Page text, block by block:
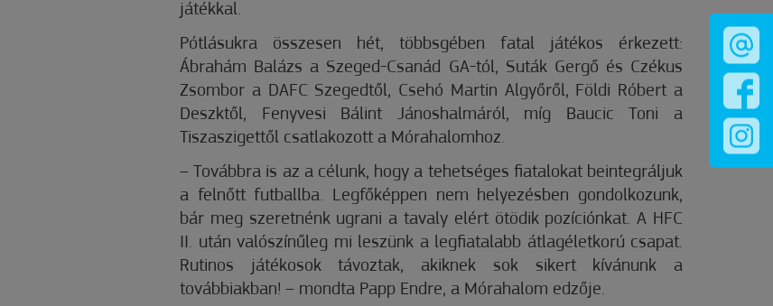
játékkal.
Pótlásukra összesen hét, többsgében fatal játékos érkezett:
Ábrahám Balázs a Szeged-Csanád GA-tól, Suták Gergő és Czékus
Zsombor a DAFC Szegedtől, Csehó Martin Algyőről, Földi Róbert a
Deszktől, Fenyvesi Bálint Jánoshalmáról, míg Baucic Toni a
Tiszaszigettől csatlakozott a Mórahalomhoz.
– Továbbra is az a célunk, hogy a tehetséges fiatalokat beintegráljuk
a felnőtt futballba. Legfőképpen nem helyezésben gondolkozunk,
bár meg szeretnénk ugrani a tavaly elért ötödik pozíciónkat. A HFC
II. után valószínűleg mi leszünk a legfiatalabb átlagéletkorú csapat.
Rutinos játékosok távoztak, akiknek sok sikert kívánunk a
továbbiakban! – mondta Papp Endre, a Mórahalom edzője.